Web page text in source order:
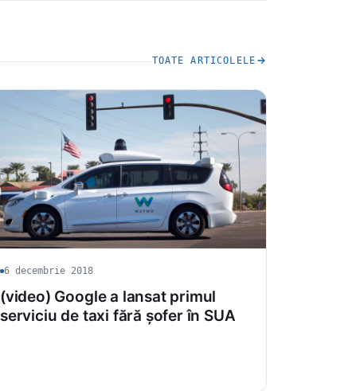
TOATE ARTICOLELE
6 decembrie 2018
(video) Google a lansat primul
serviciu de taxi fără șofer în SUA